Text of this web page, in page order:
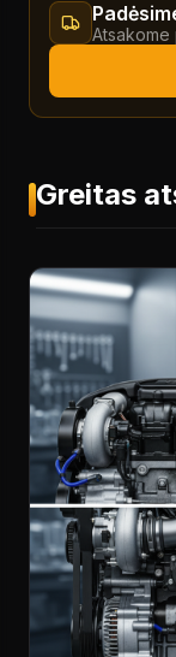
Atsakome
Greitas